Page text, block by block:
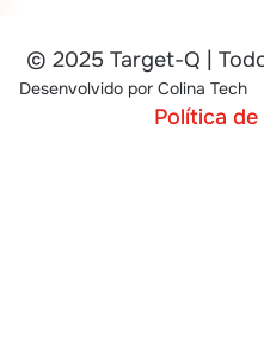
© 2025 Target-Q |
Desenvolvido por Colina Tech
Política